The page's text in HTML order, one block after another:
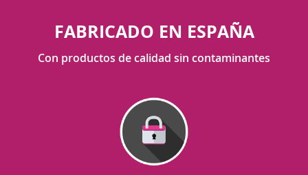
FABRICADO EN ESPAÑA
Con productos de calidad sin contaminantes